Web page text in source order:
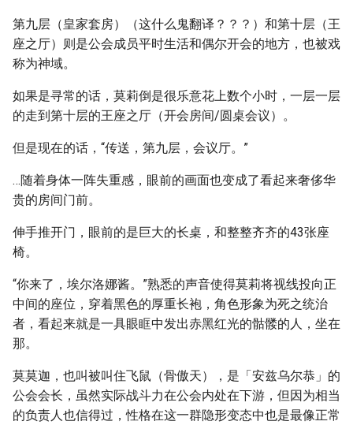
第九层（皇家套房）（这什么鬼翻译？？？）和第十层（王
座之厅）则是公会成员平时生活和偶尔开会的地方，也被戏
称为神域。
如果是寻常的话，莫莉倒是很乐意花上数个小时，一层一层
的走到第十层的王座之厅（开会房间/圆桌会议）。
但是现在的话，“传送，第九层，会议厅。”
…随着身体一阵失重感，眼前的画面也变成了看起来奢侈华
贵的房间门前。
伸手推开门，眼前的是巨大的长桌，和整整齐齐的43张座
椅。
“你来了，埃尔洛娜酱。”熟悉的声音使得莫莉将视线投向正
中间的座位，穿着黑色的厚重长袍，角色形象为死之统治
者，看起来就是一具眼眶中发出赤黑红光的骷髅的人，坐在
那。
莫莫迦，也叫被叫住飞鼠（骨傲天），是「安兹乌尔恭」的
公会会长，虽然实际战斗力在公会内处在下游，但因为相当
的负责人也信得过，性格在这一群隐形变态中也是最像正常